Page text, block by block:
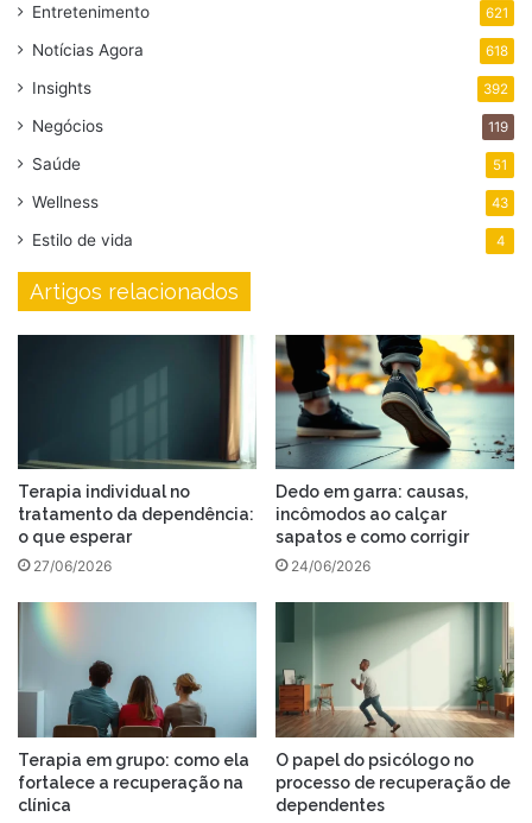
Entretenimento 621
Notícias Agora 618
Insights 392
Negócios 119
Saúde 51
Wellness 43
Estilo de vida 4
Artigos relacionados
Terapia individual no
tratamento da dependência:
o que esperar
27/06/2026
Dedo em garra: causas,
incômodos ao calçar
sapatos e como corrigir
24/06/2026
Terapia em grupo: como ela
fortalece a recuperação na
clínica
O papel do psicólogo no
processo de recuperação de
dependentes